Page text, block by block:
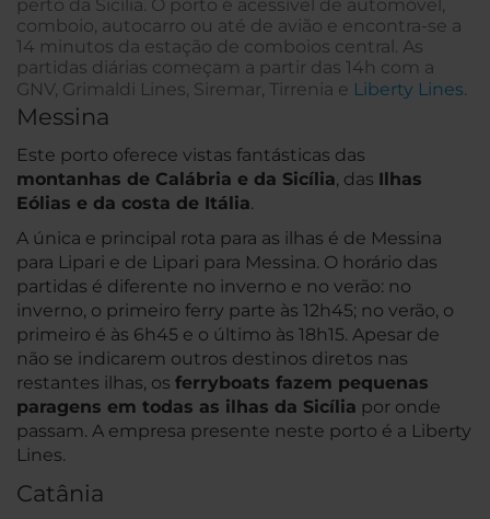
perto da Sicília. O porto é acessível de automóvel,
comboio, autocarro ou até de avião e encontra-se a
14 minutos da estação de comboios central. As
partidas diárias começam a partir das 14h com a
GNV, Grimaldi Lines, Siremar, Tirrenia e Liberty Lines.
Messina
Este porto oferece vistas fantásticas das
montanhas de Calábria e da Sicília, das Ilhas
Eólias e da costa de Itália.
A única e principal rota para as ilhas é de Messina
para Lipari e de Lipari para Messina. O horário das
partidas é diferente no inverno e no verão: no
inverno, o primeiro ferry parte às 12h45; no verão, o
primeiro é às 6h45 e o último às 18h15. Apesar de
não se indicarem outros destinos diretos nas
restantes ilhas, os ferryboats fazem pequenas
paragens em todas as ilhas da Sicília por onde
passam. A empresa presente neste porto é a Liberty
Lines.
Catânia